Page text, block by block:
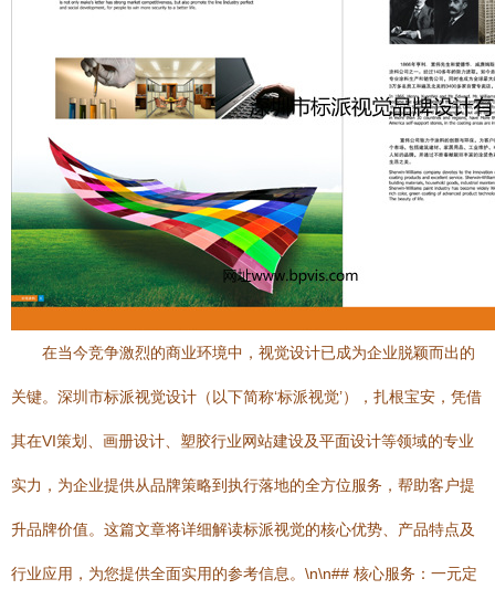
在当今竞争激烈的商业环境中，视觉设计已成为企业脱颖而出的
关键。深圳市标派视觉设计（以下简称‘标派视觉’），扎根宝安，凭借
其在VI策划、画册设计、塑胶行业网站建设及平面设计等领域的专业
实力，为企业提供从品牌策略到执行落地的全方位服务，帮助客户提
升品牌价值。这篇文章将详细解读标派视觉的核心优势、产品特点及
行业应用，为您提供全面实用的参考信息。\n\n## 核心服务：一元定